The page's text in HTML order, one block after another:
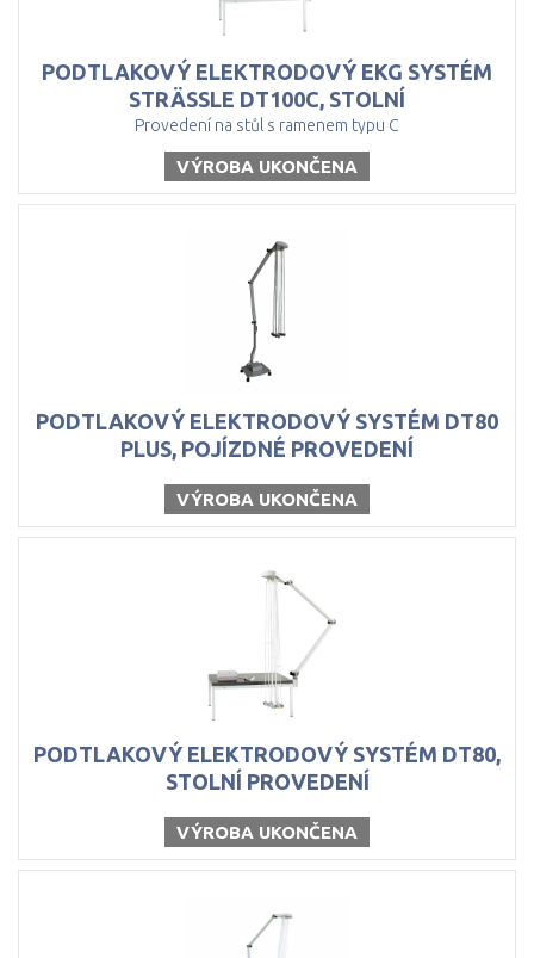
PODTLAKOVÝ ELEKTRODOVÝ EKG SYSTÉM
STRÄSSLE DT100C, STOLNÍ
Provedení na stůl s ramenem typu C
VÝROBA UKONČENA
PODTLAKOVÝ ELEKTRODOVÝ SYSTÉM DT80
PLUS, POJÍZDNÉ PROVEDENÍ
VÝROBA UKONČENA
PODTLAKOVÝ ELEKTRODOVÝ SYSTÉM DT80,
STOLNÍ PROVEDENÍ
VÝROBA UKONČENA